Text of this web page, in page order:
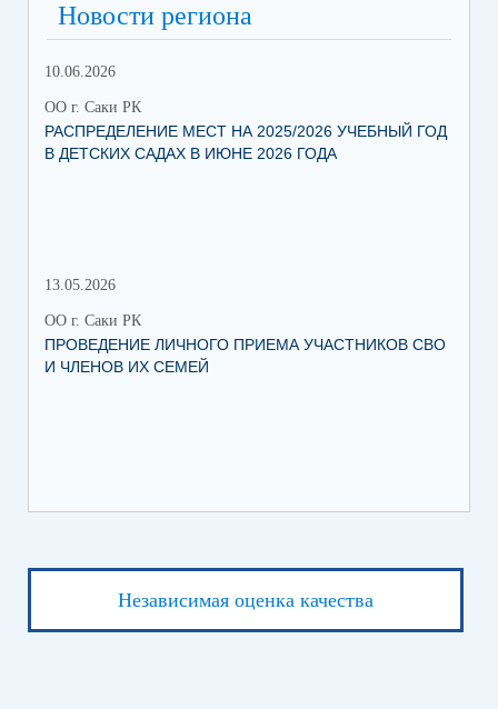
Новости региона
10.06.2026
ОО г. Саки РК
РАСПРЕДЕЛЕНИЕ МЕСТ НА 2025/2026 УЧЕБНЫЙ ГОД
В ДЕТСКИХ САДАХ В ИЮНЕ 2026 ГОДА
13.05.2026
ОО г. Саки РК
ПРОВЕДЕНИЕ ЛИЧНОГО ПРИЕМА УЧАСТНИКОВ СВО
И ЧЛЕНОВ ИХ СЕМЕЙ
Независимая оценка качества